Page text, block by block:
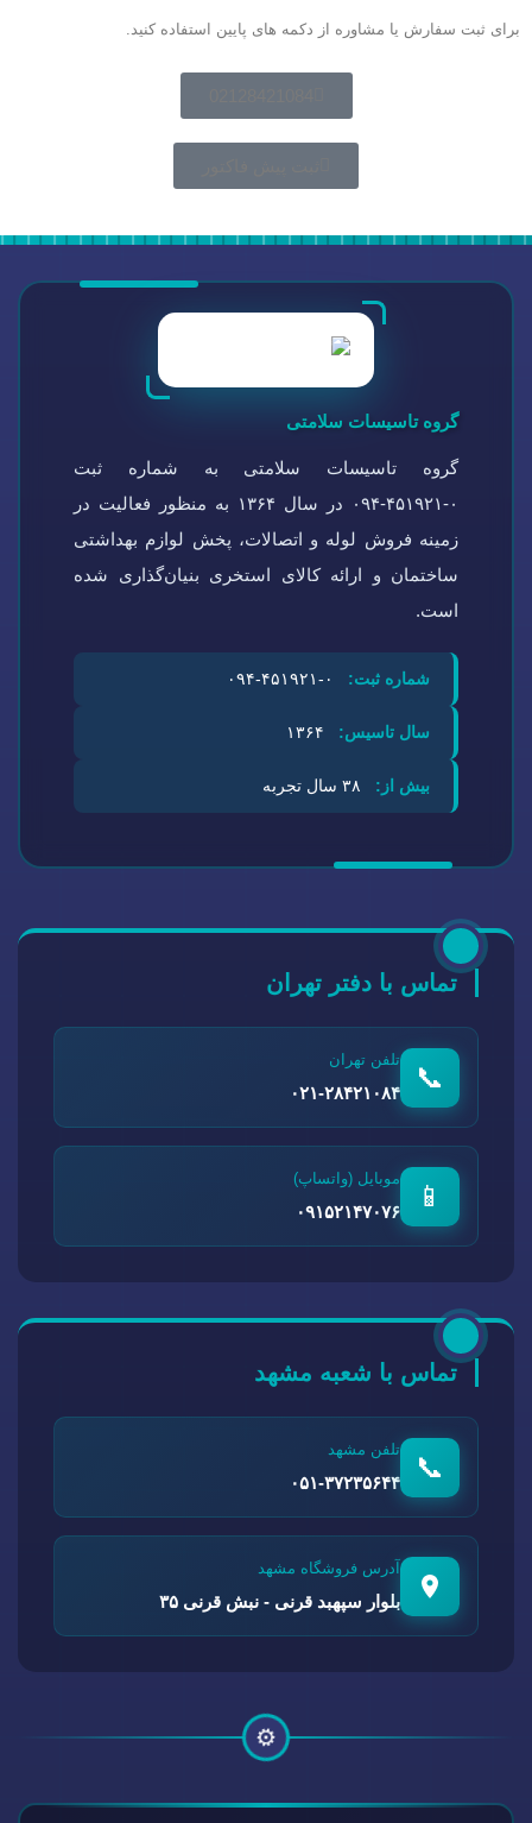
برای ثبت سفارش یا مشاوره از دکمه های پایین استفاده کنید.
گروه تاسیسات سلامتی
گروه تاسیسات سلامتی به شماره ثبت
۰-۴۵۱۹۲۱-۰۹۴ در سال ۱۳۶۴ به منظور فعالیت در
زمینه فروش لوله و اتصالات، پخش لوازم بهداشتی
ساختمان و ارائه کالای استخری بنیان‌گذاری شده
است.
شماره ثبت:
سال تاسیس:
بیش از:
تماس با دفتر تهران
📞
تلفن تهران
۰۲۱-۲۸۴۲۱۰۸۴
📱
موبایل (واتساپ)
۰۹۱۵۲۱۴۷۰۷۶
تماس با شعبه مشهد
📞
تلفن مشهد
۰۵۱-۳۷۲۳۵۶۴۴
آدرس فروشگاه مشهد
بلوار سپهبد قرنی - نبش قرنی ۳۵
⚙️